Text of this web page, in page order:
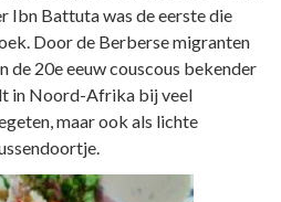
Ibn Battuta was de eerste die
Door de Berberse migranten
de 20e eeuw couscous bekender
in Noord-Afrika bij veel
maar ook als lichte